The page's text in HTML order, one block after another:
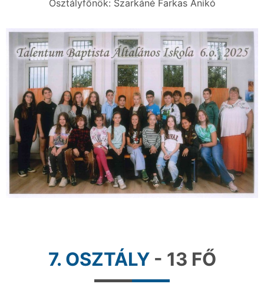
Osztályfőnök: Szarkáné Farkas Anikó
7. OSZTÁLY - 13 FŐ